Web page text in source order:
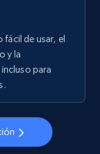
by
and
fácil de usar, el
y la
para